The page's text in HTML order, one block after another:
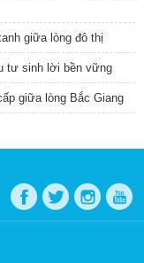
giữa lòng đô thị
tư sinh lời bền vững
giữa lòng Bắc Giang